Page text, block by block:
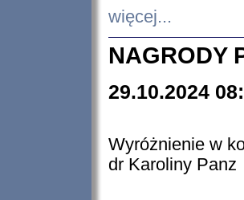
więcej...
NAGRODY
29.10.2024
Wyróżnienie w
dr Karoliny Panz